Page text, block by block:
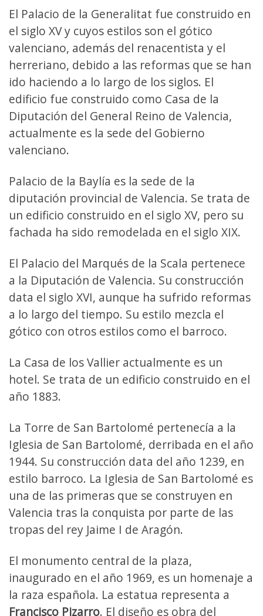
El Palacio de la Generalitat fue construido en
el siglo XV y cuyos estilos son el gótico
valenciano, además del renacentista y el
herreriano, debido a las reformas que se han
ido haciendo a lo largo de los siglos. El
edificio fue construido como Casa de la
Diputación del General Reino de Valencia,
actualmente es la sede del Gobierno
valenciano.
Palacio de la Baylía es la sede de la
diputación provincial de Valencia. Se trata de
un edificio construido en el siglo XV, pero su
fachada ha sido remodelada en el siglo XIX.
El Palacio del Marqués de la Scala pertenece
a la Diputación de Valencia. Su construcción
data el siglo XVI, aunque ha sufrido reformas
a lo largo del tiempo. Su estilo mezcla el
gótico con otros estilos como el barroco.
La Casa de los Vallier actualmente es un
hotel. Se trata de un edificio construido en el
año 1883.
La Torre de San Bartolomé pertenecía a la
Iglesia de San Bartolomé, derribada en el año
1944. Su construcción data del año 1239, en
estilo barroco. La Iglesia de San Bartolomé es
una de las primeras que se construyen en
Valencia tras la conquista por parte de las
tropas del rey Jaime I de Aragón.
El monumento central de la plaza,
inaugurado en el año 1969, es un homenaje a
la raza española. La estatua representa a
Francisco Pizarro. El diseño es obra del